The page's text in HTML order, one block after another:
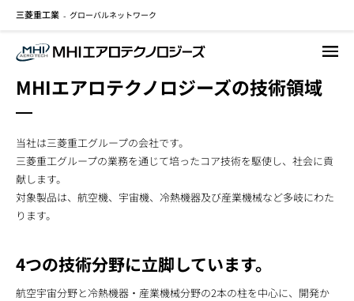
三菱重工業 - グローバルネットワーク
MHIエアロテクノロジーズの技術領域
当社は三菱重工グループの会社です。
三菱重工グループの業務を通じて培ったコア技術を駆使し、社会に貢
献します。
対象製品は、航空機、宇宙機、冷熱機器及び産業機械など多岐にわた
ります。
4つの技術分野に立脚しています。
航空宇宙分野と冷熱機器・産業機械分野の2本の柱を中心に、開発か